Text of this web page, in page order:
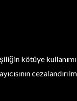
kötüye kullanımı